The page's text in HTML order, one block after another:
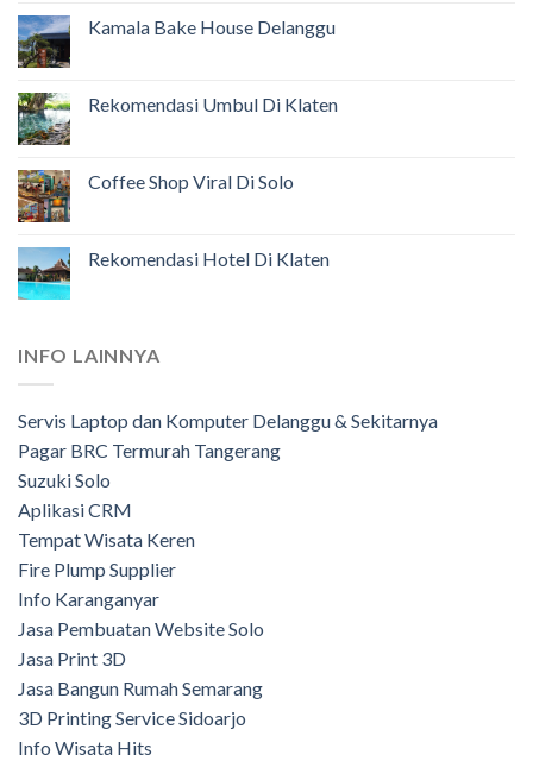
Kamala Bake House Delanggu
Rekomendasi Umbul Di Klaten
Coffee Shop Viral Di Solo
Rekomendasi Hotel Di Klaten
INFO LAINNYA
Servis Laptop dan Komputer Delanggu & Sekitarnya
Pagar BRC Termurah Tangerang
Suzuki Solo
Aplikasi CRM
Tempat Wisata Keren
Fire Plump Supplier
Info Karanganyar
Jasa Pembuatan Website Solo
Jasa Print 3D
Jasa Bangun Rumah Semarang
3D Printing Service Sidoarjo
Info Wisata Hits